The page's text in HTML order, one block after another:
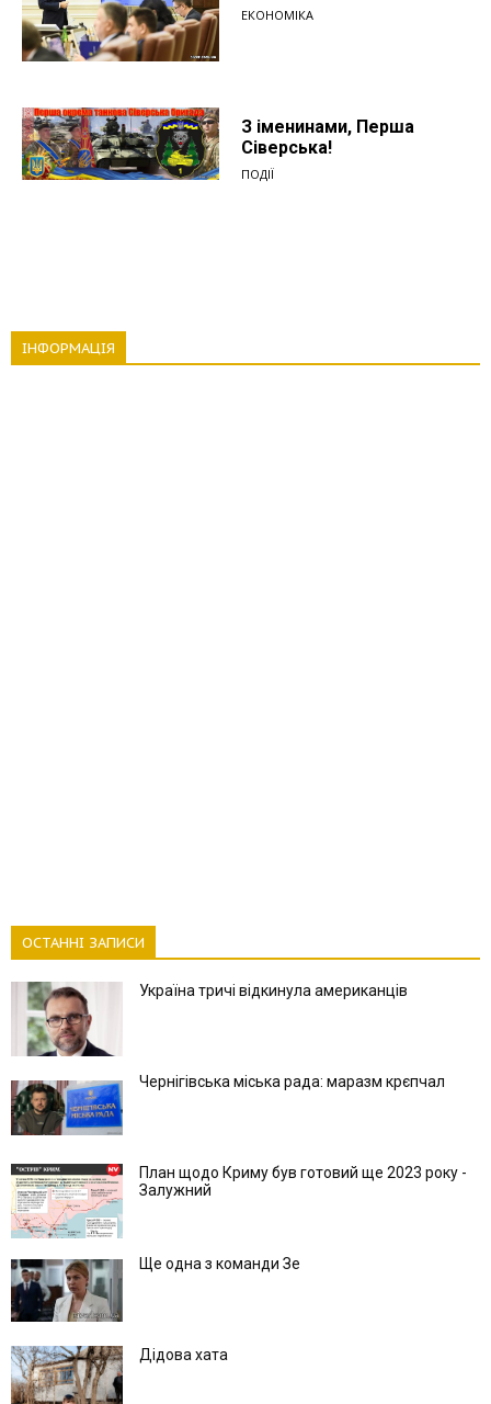
ЕКОНОМІКА
З іменинами, Перша
Сіверська!
ПОДІЇ
ІНФОРМАЦІЯ
ОСТАННІ ЗАПИСИ
Україна тричі відкинула американців
Чернігівська міська рада: маразм крєпчал
План щодо Криму був готовий ще 2023 року -
Залужний
Ще одна з команди Зе
Дідова хата